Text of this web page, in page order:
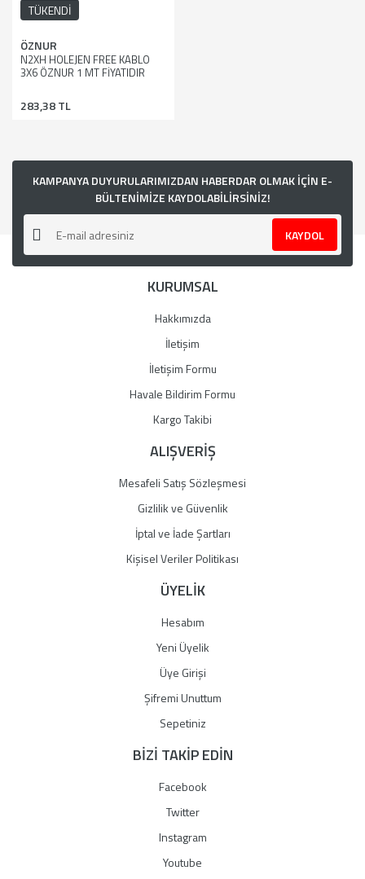
TÜKENDİ
ÖZNUR
N2XH HOLEJEN FREE KABLO
3X6 ÖZNUR 1 MT FİYATIDIR
283,38 TL
KAMPANYA DUYURULARIMIZDAN HABERDAR OLMAK İÇİN E-
BÜLTENİMİZE KAYDOLABİLİRSİNİZ!
KAYDOL
KURUMSAL
Hakkımızda
İletişim
İletişim Formu
Havale Bildirim Formu
Kargo Takibi
ALIŞVERİŞ
Mesafeli Satış Sözleşmesi
Gizlilik ve Güvenlik
İptal ve İade Şartları
Kişisel Veriler Politikası
ÜYELİK
Hesabım
Yeni Üyelik
Üye Girişi
Şifremi Unuttum
Sepetiniz
BİZİ TAKİP EDİN
Facebook
Twitter
Instagram
Youtube